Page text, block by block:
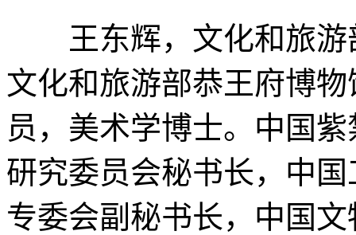
王东辉，文化和旅
文化和旅游部恭王府博
员，美术学博士。中国
研究委员会秘书长，中
专委会副秘书长，中国